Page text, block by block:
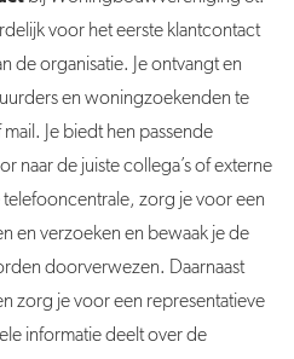
voor het eerste klantcontact
de organisatie. Je ontvangt en
en woningzoekenden te
Je biedt hen passende
naar de juiste collega’s of externe
telefooncentrale, zorg je voor een
en verzoeken en bewaak je de
doorverwezen. Daarnaast
zorg je voor een representatieve
informatie deelt over de